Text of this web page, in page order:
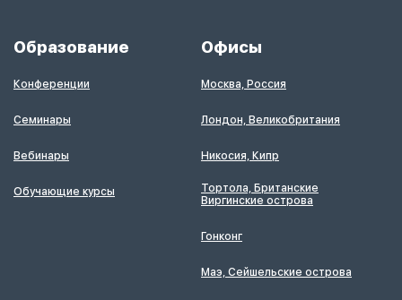
Образование
Конференции
Семинары
Вебинары
Обучающие курсы
Офисы
Москва, Россия
Лондон, Великобритания
Никосия, Кипр
Тортола, Британские
Виргинские острова
Гонконг
Маэ, Сейшельские острова